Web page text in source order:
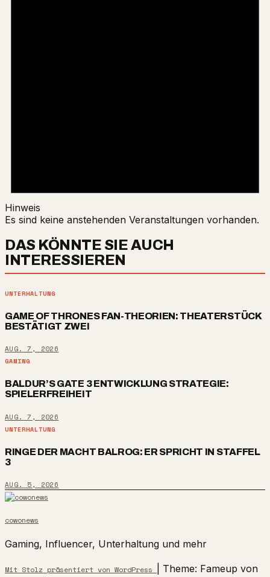
Hinweis
Es sind keine anstehenden Veranstaltungen vorhanden.
DAS KÖNNTE SIE AUCH
INTERESSIEREN
UNTERHALTUNG
GAME OF THRONES FAN-THEORIEN: THEATERSTÜCK
BESTÄTIGT ZWEI
AUG. 7, 2026
GAMING
BALDUR’S GATE 3 ENTWICKLUNG STRATEGIE:
SPIELERFREIHEIT
AUG. 7, 2026
UNTERHALTUNG
RINGE DER MACHT BALROG: ER SPRICHT IN STAFFEL
3
AUG. 5, 2026
cowonews
Gaming, Influencer, Unterhaltung und mehr
Mit Stolz präsentiert von WordPress Theme: Fameup von